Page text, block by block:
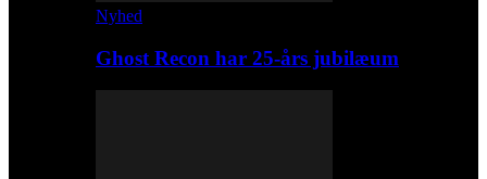
Nyhed
Ghost Recon har 25-års jubilæum